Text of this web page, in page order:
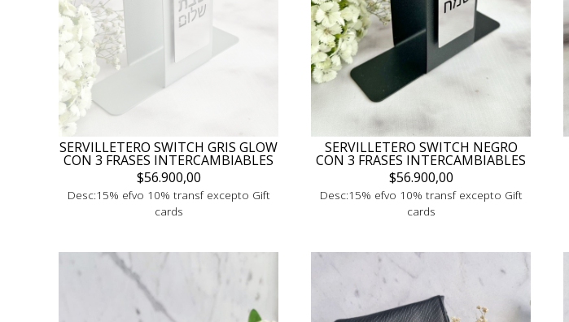
SERVILLETERO SWITCH GRIS GLOW
CON 3 FRASES INTERCAMBIABLES
$56.900,00
Desc:15% efvo 10% transf excepto Gift
cards
SERVILLETERO SWITCH NEGRO
CON 3 FRASES INTERCAMBIABLES
$56.900,00
Desc:15% efvo 10% transf excepto Gift
cards